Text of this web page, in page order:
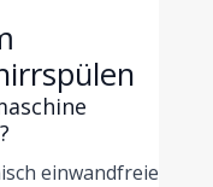
einwandfreie